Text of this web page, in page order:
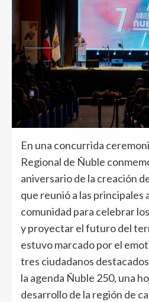
En una concurrida
Regional de Ñuble
aniversario de la creación
que reunió a las principales
comunidad para celebrar
y proyectar el futuro del
estuvo marcado por el
tres ciudadanos
la agenda Ñuble 250, una
desarrollo de la región de